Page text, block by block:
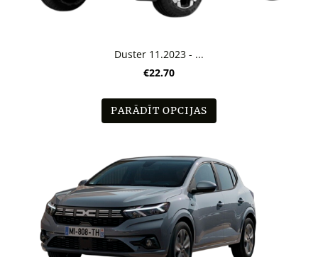
Duster 11.2023 - ...
€22.70
PARĀDĪT OPCIJAS